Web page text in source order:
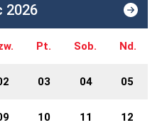
2026
Pt. Sob. Nd.
03 04 05
10 11 12